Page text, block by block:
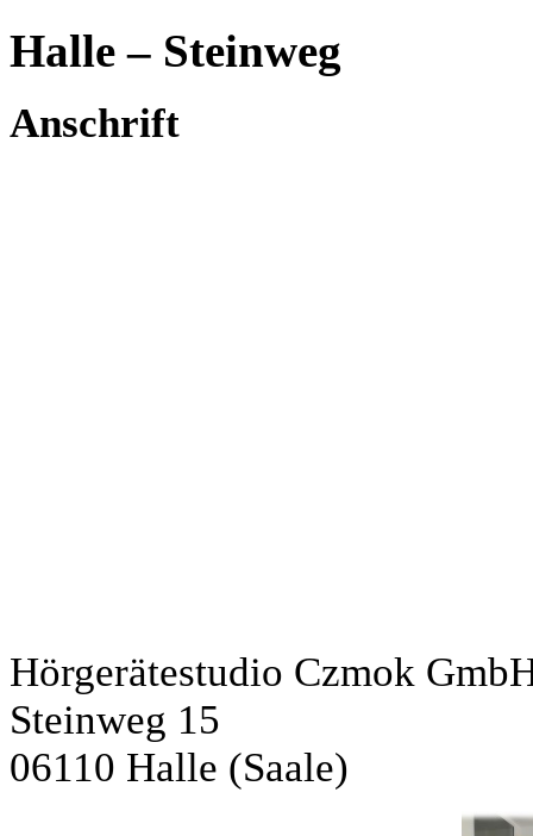
Halle – Steinweg
Anschrift
Hörgerätestudio Czmok
Steinweg 15
06110 Halle (Saale)